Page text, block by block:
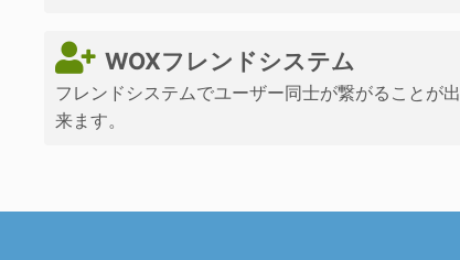
WOXフレンドシステム
フレンドシステムでユーザー同士が繋がることが出
来ます。